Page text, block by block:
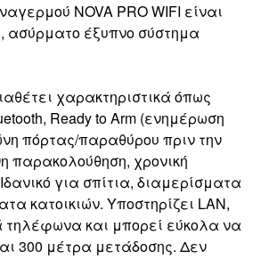
NOVA PRO WIFI είναι
ασύρματο έξυπνο σύστημα
χαρακτηριστικά όπως
Ready to Arm (ενημέρωση
πόρτας/παραθύρου πριν την
παρακολούθηση, χρονική
για σπίτια, διαμερίσματα
κατοικιών. Υποστηρίζει LAN,
τηλέφωνα και μπορεί εύκολα να
300 μέτρα μετάδοσης. Δεν